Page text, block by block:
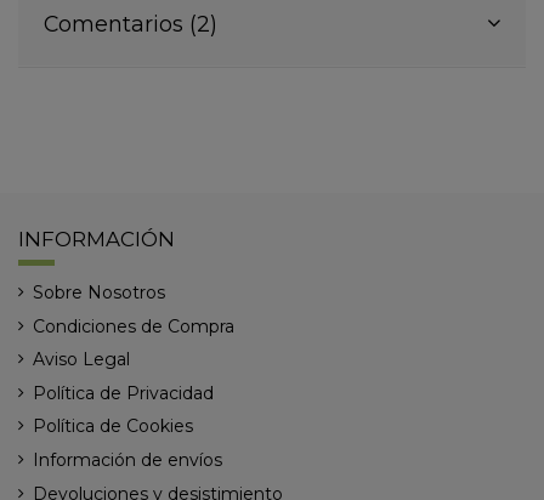
Comentarios (2)
INFORMACIÓN
Sobre Nosotros
Condiciones de Compra
Aviso Legal
Política de Privacidad
Política de Cookies
Información de envíos
Devoluciones y desistimiento